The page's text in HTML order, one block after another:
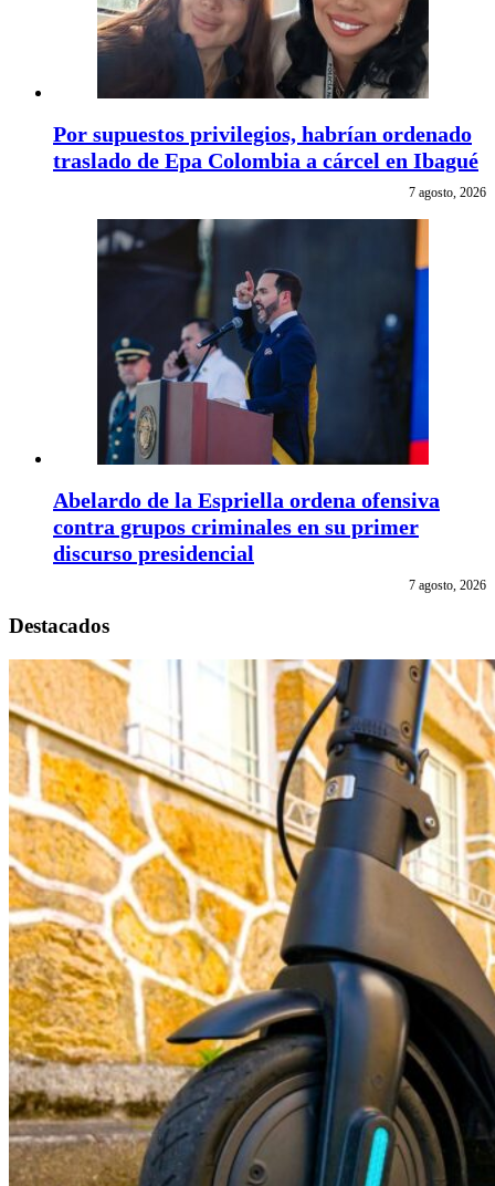
Por supuestos privilegios, habrían ordenado
traslado de Epa Colombia a cárcel en Ibagué
7 agosto, 2026
Abelardo de la Espriella ordena ofensiva
contra grupos criminales en su primer
discurso presidencial
7 agosto, 2026
Destacados